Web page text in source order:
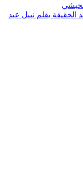
الحقيقة بقلم نبيل عبد